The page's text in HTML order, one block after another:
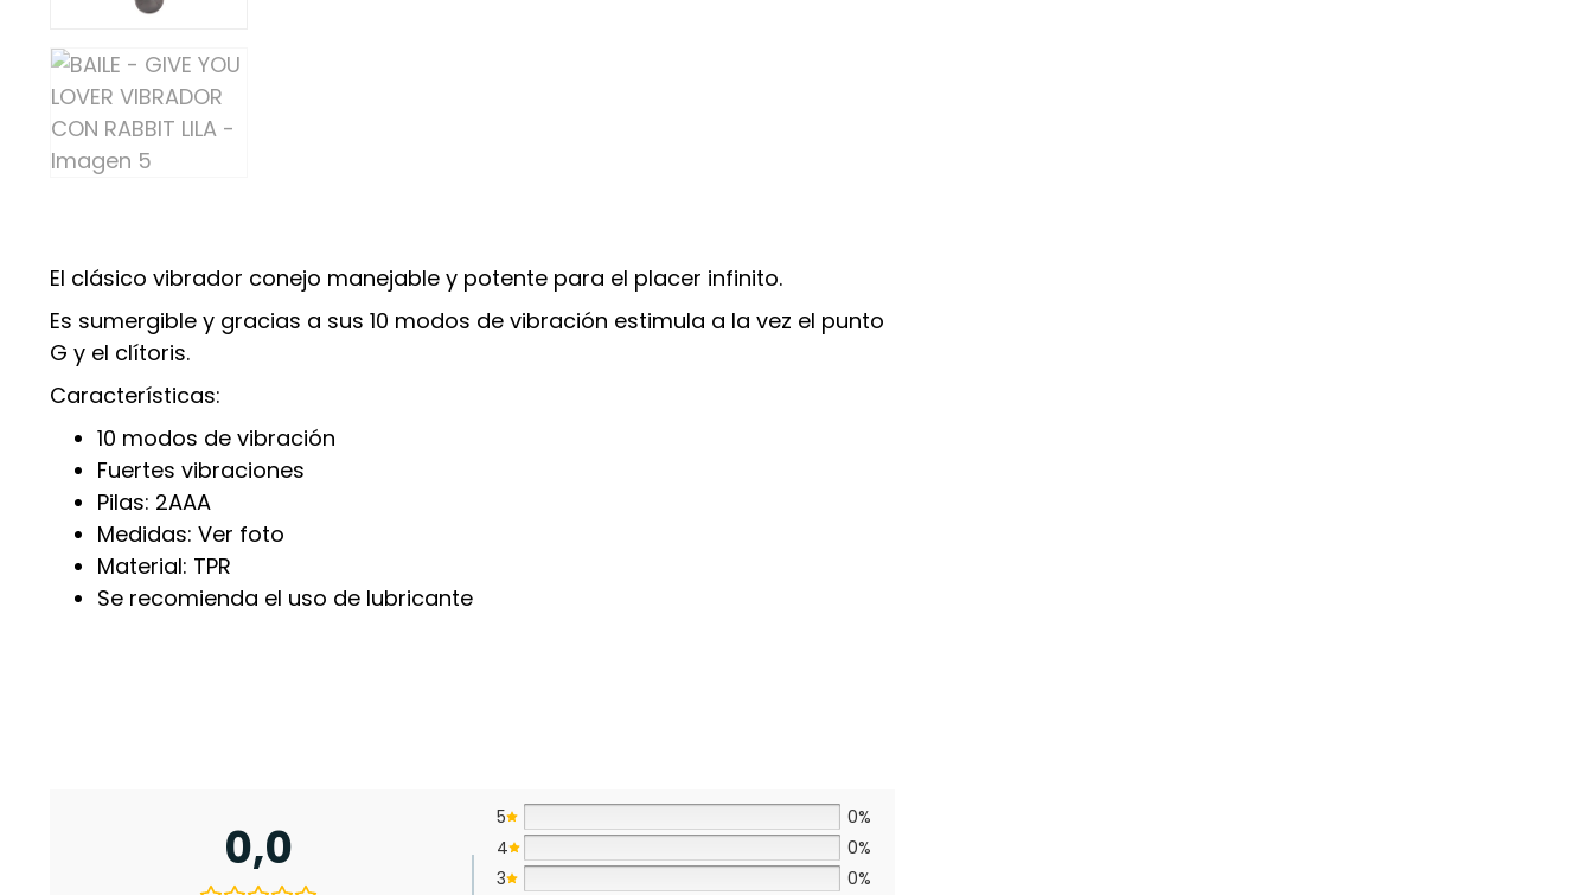
El clásico vibrador conejo manejable y potente para el placer infinito.
Es sumergible y gracias a sus 10 modos de vibración estimula a la vez el punto
G y el clítoris.
Características:
10 modos de vibración
Fuertes vibraciones
Pilas: 2AAA
Medidas: Ver foto
Material: TPR
Se recomienda el uso de lubricante
0,0
5
0%
4
0%
3
0%